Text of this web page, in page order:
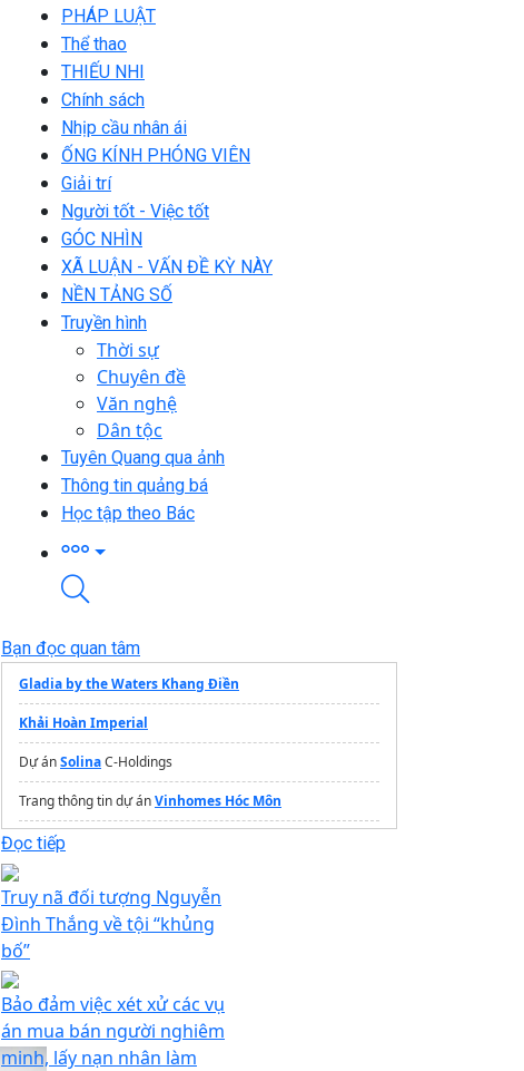
PHÁP LUẬT
Thể thao
THIẾU NHI
Chính sách
Nhịp cầu nhân ái
ỐNG KÍNH PHÓNG VIÊN
Giải trí
Người tốt - Việc tốt
GÓC NHÌN
XÃ LUẬN - VẤN ĐỀ KỲ NÀY
NỀN TẢNG SỐ
Truyền hình
Thời sự
Chuyên đề
Văn nghệ
Dân tộc
Tuyên Quang qua ảnh
Thông tin quảng bá
Học tập theo Bác
Bạn đọc quan tâm
Gladia by the Waters Khang Điền
Khải Hoàn Imperial
Dự ánSolinaC-Holdings
Trang thông tin dự ánVinhomes Hóc Môn
The Magnolia MIK Group
Đọc tiếp
Truy nã đối tượng Nguyễn
Đình Thắng về tội “khủng
bố”
Bảo đảm việc xét xử các vụ
án mua bán người nghiêm
minh, lấy nạn nhân làm